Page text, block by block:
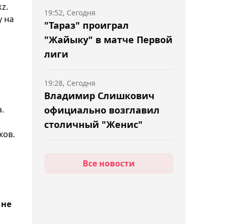
на
"Тараз" проиграл
"Жайыку" в матче Первой
лиги
19:52, Сегодня
Владимир Слишкович
официально возглавил
столичный "Женис"
19:28, Сегодня
Баскетболисты "Астаны"
Все новости